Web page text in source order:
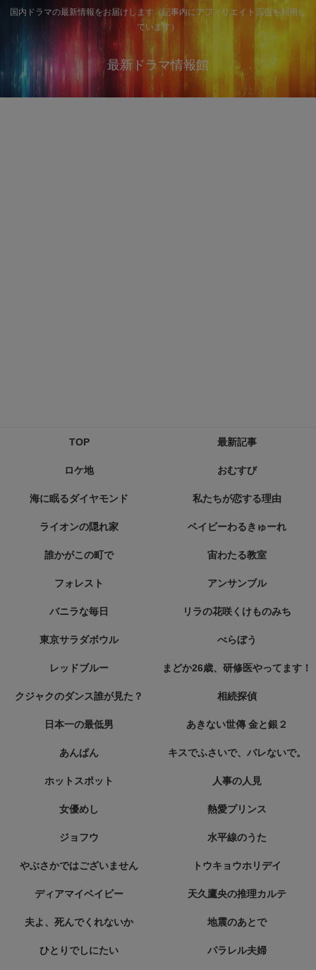
国内ドラマの最新情報をお届けします（記事内にアフィリエイト広告を利用し
ています）
最新ドラマ情報館
TOP 最新記事
ロケ地 おむすび
海に眠るダイヤモンド 私たちが恋する理由
ライオンの隠れ家 ベイビーわるきゅーれ
誰かがこの町で 宙わたる教室
フォレスト アンサンブル
バニラな毎日 リラの花咲くけものみち
東京サラダボウル べらぼう
レッドブルー まどか26歳、研修医やってます！
クジャクのダンス誰が見た？ 相続探偵
日本一の最低男 あきない世傳 金と銀２
あんぱん キスでふさいで、バレないで。
ホットスポット 人事の人見
女優めし 熱愛プリンス
ジョフウ 水平線のうた
やぶさかではございません トウキョウホリデイ
ディアマイベイビー 天久鷹央の推理カルテ
夫よ、死んでくれないか 地震のあとで
ひとりでしにたい パラレル夫婦